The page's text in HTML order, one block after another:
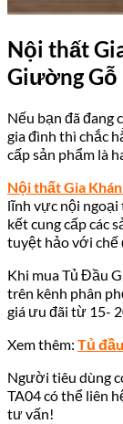
Nội thất
Giường Gỗ
Nếu bạn đã đang
gia đình thì chắc
cấp sản phẩm là
Nội thất Gia
lĩnh vực nội
kết cung cấp các
tuyệt hảo với chế
Khi mua Tủ Đầu
trên kênh phân
giá ưu đãi từ 15-
Xem thêm: Tủ
Người tiêu dùng
TA04 có thể liên
tư vấn!